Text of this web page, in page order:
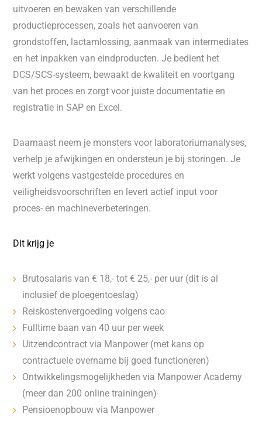
uitvoeren en bewaken van verschillende
productieprocessen, zoals het aanvoeren van
grondstoffen, lactamlossing, aanmaak van intermediates
en het inpakken van eindproducten. Je bedient het
DCS/SCS-systeem, bewaakt de kwaliteit en voortgang
van het proces en zorgt voor juiste documentatie en
registratie in SAP en Excel.
Daarnaast neem je monsters voor laboratoriumanalyses,
verhelp je afwijkingen en ondersteun je bij storingen. Je
werkt volgens vastgestelde procedures en
veiligheidsvoorschriften en levert actief input voor
proces- en machineverbeteringen.
Dit krijg je
Brutosalaris van € 18,- tot € 25,- per uur (dit is al
inclusief de ploegentoeslag)
Reiskostenvergoeding volgens cao
Fulltime baan van 40 uur per week
Uitzendcontract via Manpower (met kans op
contractuele overname bij goed functioneren)
Ontwikkelingsmogelijkheden via Manpower Academy
(meer dan 200 online trainingen)
Pensioenopbouw via Manpower